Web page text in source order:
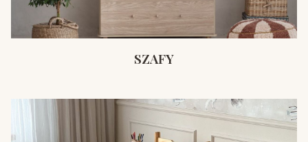
SZAFY